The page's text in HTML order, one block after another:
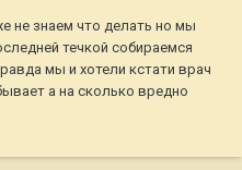
не знаем что делать но мы
течкой собираемся
мы и хотели кстати врач
а на сколько вредно